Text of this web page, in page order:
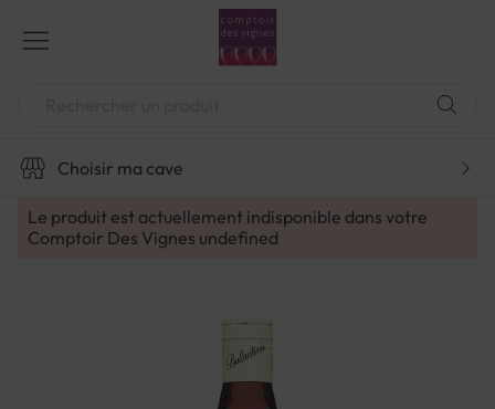
contenu
Choisir ma cave
Le produit est actuellement indisponible dans votre
Comptoir Des Vignes undefined